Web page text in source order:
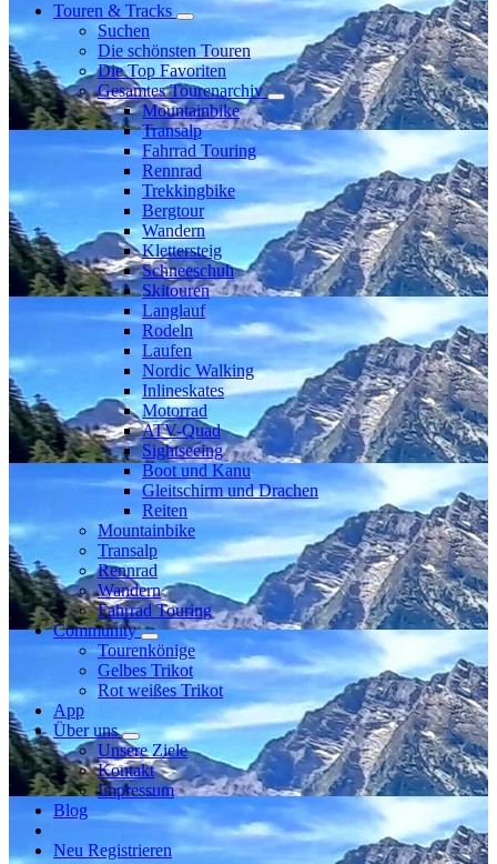
Touren & Tracks
Suchen
Die schönsten Touren
Die Top Favoriten
Gesamtes Tourenarchiv
Mountainbike
Transalp
Fahrrad Touring
Rennrad
Trekkingbike
Bergtour
Wandern
Klettersteig
Schneeschuh
Skitouren
Langlauf
Rodeln
Laufen
Nordic Walking
Inlineskates
Motorrad
ATV-Quad
Sightseeing
Boot und Kanu
Gleitschirm und Drachen
Reiten
Mountainbike
Transalp
Rennrad
Wandern
Fahrrad Touring
Community
Tourenkönige
Gelbes Trikot
Rot weißes Trikot
App
Über uns
Unsere Ziele
Kontakt
Impressum
Blog
Neu Registrieren